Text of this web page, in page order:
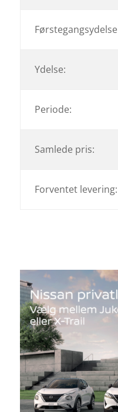
Førstegangsydelse
Ydelse:
Periode:
Samlede pris:
Forventet levering: